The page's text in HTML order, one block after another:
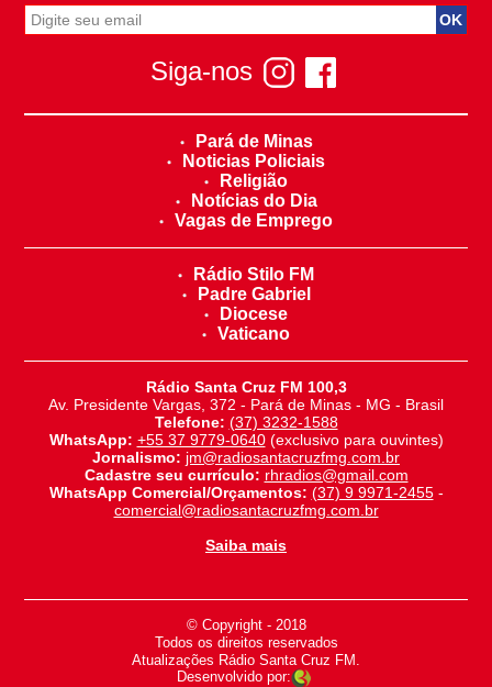
Siga-nos
Pará de Minas
Noticias Policiais
Religião
Notícias do Dia
Vagas de Emprego
Rádio Stilo FM
Padre Gabriel
Diocese
Vaticano
Rádio Santa Cruz FM 100,3
Av. Presidente Vargas, 372 - Pará de Minas - MG - Brasil
Telefone: (37) 3232-1588
WhatsApp: +55 37 9779-0640(exclusivo para ouvintes)
Jornalismo: jm@radiosantacruzfmg.com.br
Cadastre seu currículo: rhradios@gmail.com
WhatsApp Comercial/Orçamentos: (37) 9 9971-2455-
comercial@radiosantacruzfmg.com.br
Saiba mais
© Copyright - 2018
-
Todos os direitos reservados
-
Atualizações Rádio Santa Cruz FM.
Desenvolvido por: